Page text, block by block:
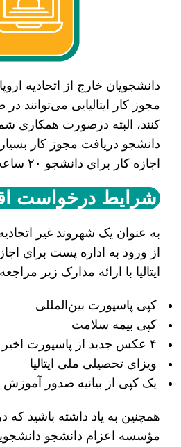
دانشجویان خارج از اتحادیه
مجوز کار ایتالیایی می‌توانند
کنند، البته درصورت همکاری
دانشجو دریافت مجوز کار
اجازه کار برای دانشجو ۲۰ ساعت در هفته می باشد.
شرایط درخواست
از ورود به اداره پست برای
ایتالیا با ارائه مدارک زیر
کپی پاسپورت بین‌المللی
کپی بیمه سلامت
۴ عکس جدید از پاسپورت اخیر
ویزای تحصیلی ملی ایتالیا
یک کپی از بیانیه صدور
همچنین به یاد داشته باشید که در
مؤسسه اعزام دانشجو